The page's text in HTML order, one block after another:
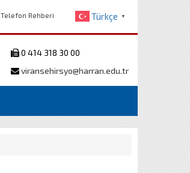
Telefon Rehberi Türkçe ▼
0 414 318 30 00
viransehirsyo@harran.edu.tr